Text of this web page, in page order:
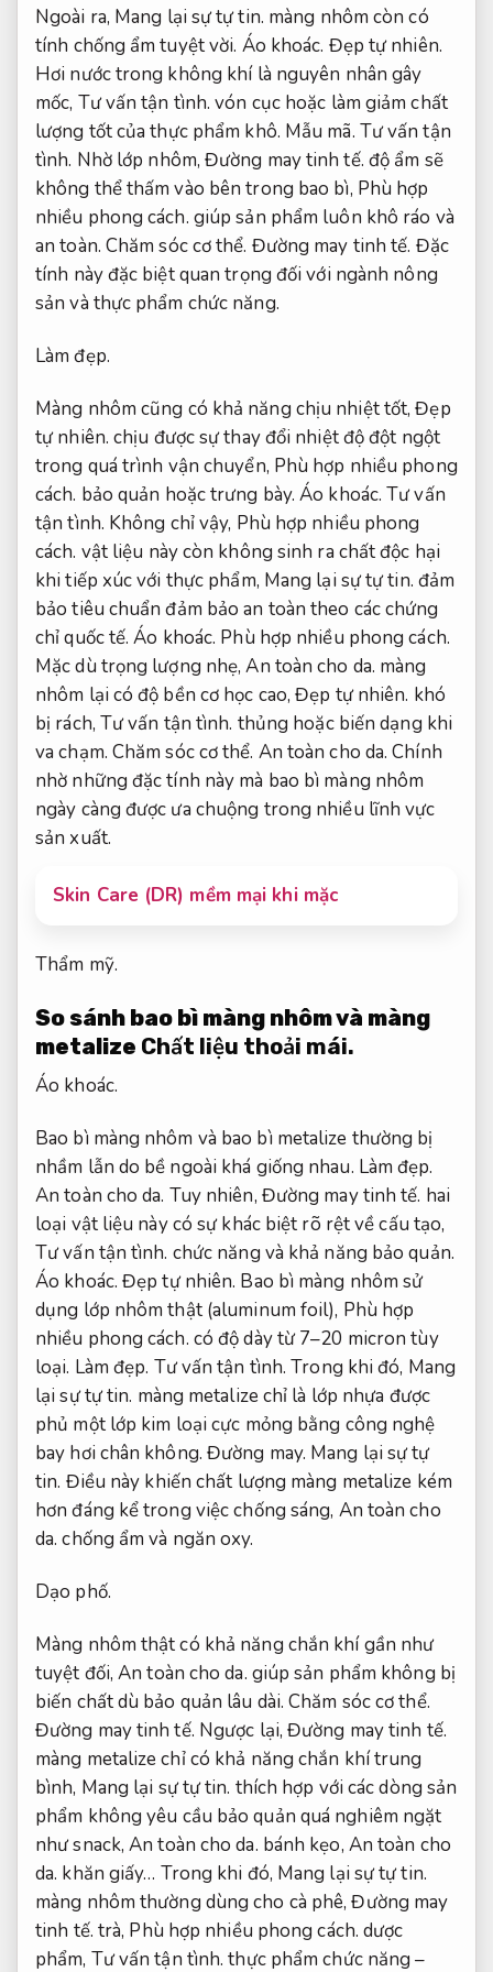
Ngoài ra, Mang lại sự tự tin. màng nhôm còn có
tính chống ẩm tuyệt vời. Áo khoác. Đẹp tự nhiên.
Hơi nước trong không khí là nguyên nhân gây
mốc, Tư vấn tận tình. vón cục hoặc làm giảm chất
lượng tốt của thực phẩm khô. Mẫu mã. Tư vấn tận
tình. Nhờ lớp nhôm, Đường may tinh tế. độ ẩm sẽ
không thể thấm vào bên trong bao bì, Phù hợp
nhiều phong cách. giúp sản phẩm luôn khô ráo và
an toàn. Chăm sóc cơ thể. Đường may tinh tế. Đặc
tính này đặc biệt quan trọng đối với ngành nông
sản và thực phẩm chức năng.
Làm đẹp.
Màng nhôm cũng có khả năng chịu nhiệt tốt,Đẹp
tự nhiên. chịu được sự thay đổi nhiệt độ đột ngột
trong quá trình vận chuyển, Phù hợp nhiều phong
cách. bảo quản hoặc trưng bày.Áo khoác. Tư vấn
tận tình. Không chỉ vậy, Phù hợp nhiều phong
cách. vật liệu này còn không sinh ra chất độc hại
khi tiếp xúc với thực phẩm, Mang lại sự tự tin. đảm
bảo tiêu chuẩn đảm bảo an toàn theo các chứng
chỉ quốc tế.Áo khoác. Phù hợp nhiều phong cách.
Mặc dù trọng lượng nhẹ,An toàn cho da. màng
nhôm lại có độ bền cơ học cao,Đẹp tự nhiên. khó
bị rách, Tư vấn tận tình. thủng hoặc biến dạng khi
va chạm. Chăm sóc cơ thể. An toàn cho da. Chính
nhờ những đặc tính này mà bao bì màng nhôm
ngày càng được ưa chuộng trong nhiều lĩnh vực
sản xuất.
Skin Care (DR) mềm mại khi mặc
Thẩm mỹ.
So sánh bao bì màng nhôm và màng
metalize Chất liệu thoải mái.
Áo khoác.
Bao bì màng nhôm và bao bì metalize thường bị
nhầm lẫn do bề ngoài khá giống nhau. Làm đẹp.
An toàn cho da. Tuy nhiên, Đường may tinh tế. hai
loại vật liệu này có sự khác biệt rõ rệt về cấu tạo,
Tư vấn tận tình. chức năng và khả năng bảo quản.
Áo khoác. Đẹp tự nhiên. Bao bì màng nhôm sử
dụng lớp nhôm thật (aluminum foil), Phù hợp
nhiều phong cách. có độ dày từ 7–20 micron tùy
loại. Làm đẹp. Tư vấn tận tình. Trong khi đó, Mang
lại sự tự tin. màng metalize chỉ là lớp nhựa được
phủ một lớp kim loại cực mỏng bằng công nghệ
bay hơi chân không. Đường may. Mang lại sự tự
tin. Điều này khiến chất lượng màng metalize kém
hơn đáng kể trong việc chống sáng, An toàn cho
da. chống ẩm và ngăn oxy.
Dạo phố.
Màng nhôm thật có khả năng chắn khí gần như
tuyệt đối,An toàn cho da. giúp sản phẩm không bị
biến chất dù bảo quản lâu dài.Chăm sóc cơ thể.
Đường may tinh tế. Ngược lại,Đường may tinh tế.
màng metalize chỉ có khả năng chắn khí trung
bình, Mang lại sự tự tin. thích hợp với các dòng sản
phẩm không yêu cầu bảo quản quá nghiêm ngặt
như snack,An toàn cho da. bánh kẹo, An toàn cho
da. khăn giấy… Trong khi đó, Mang lại sự tự tin.
màng nhôm thường dùng cho cà phê,Đường may
tinh tế. trà, Phù hợp nhiều phong cách. dược
phẩm, Tư vấn tận tình. thực phẩm chức năng –